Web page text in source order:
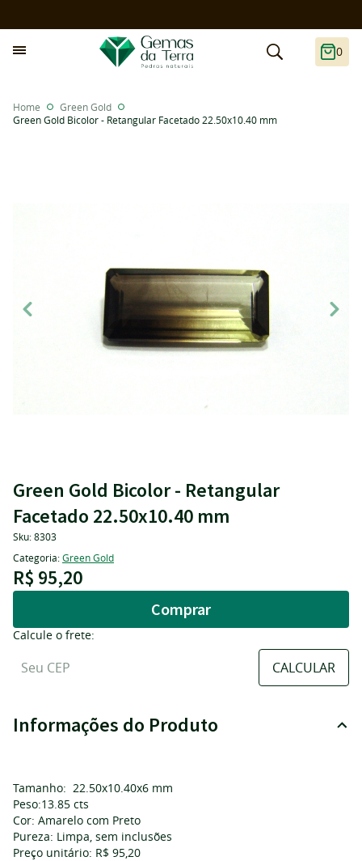
0
Home
Green Gold
Green Gold Bicolor - Retangular Facetado 22.50x10.40 mm
Green Gold Bicolor - Retangular
Facetado 22.50x10.40 mm
Sku:8303
Categoria:Green Gold
R$ 95,20
Comprar
Calcule o frete:
Informações do Produto
Tamanho: 22.50x10.40x6 mm
Peso:13.85 cts
Cor: Amarelo com Preto
Pureza: Limpa, sem inclusões
Preço unitário: R$ 95,20